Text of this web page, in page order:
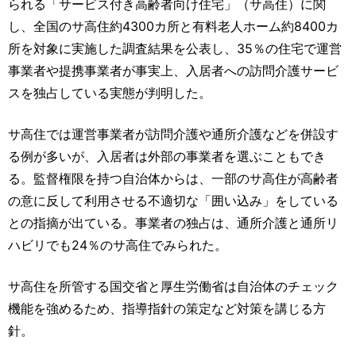
られる「サービス付き高齢者向け住宅」（サ高住）に関
し、全国のサ高住約4300カ所と有料老人ホーム約8400カ
所を対象に実施した調査結果を公表し、35％の住宅で運営
事業者や提携事業者が事実上、入居者への訪問介護サービ
スを独占している実態が判明した。
サ高住では運営事業者が訪問介護や通所介護などを併設す
る例が多いが、入居者は外部の事業者を選ぶこともでき
る。監督権限を持つ自治体からは、一部のサ高住が高齢者
の意に反して利用させる不適切な「囲い込み」をしている
との指摘が出ている。事業者の独占は、通所介護と通所リ
ハビリでも24％のサ高住でみられた。
サ高住を所管する国交省と厚生労働省は自治体のチェック
機能を強めるため、指導指針の策定など対策を講じる方
針。